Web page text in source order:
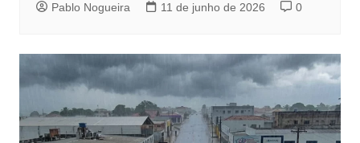
Pablo Nogueira 11 de junho de 2026 0